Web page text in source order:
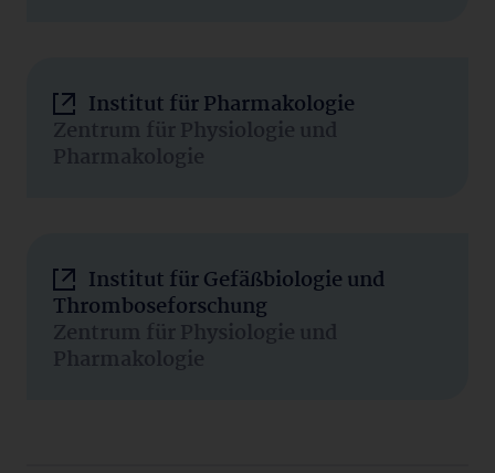
Institut für Pharmakologie
Zentrum für Physiologie und
Pharmakologie
Institut für Gefäßbiologie und
Thromboseforschung
Zentrum für Physiologie und
Pharmakologie